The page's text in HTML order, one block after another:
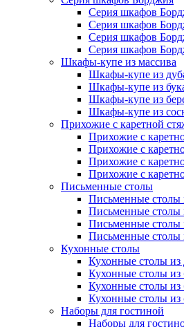
Серия шкафов
Серия шкафов
Серия шкафов
Серия шкафов
Шкафы-купе из массива
Шкафы-купе из
Шкафы-купе из
Шкафы-купе из
Шкафы-купе из
Прихожие с каретной
Прихожие с
Прихожие с
Прихожие с
Прихожие с
Письменные столы
Письменные столы
Письменные столы
Письменные столы
Письменные столы
Кухонные столы
Кухонные столы из
Кухонные столы из
Кухонные столы из
Кухонные столы из
Наборы для гостиной
Наборы для